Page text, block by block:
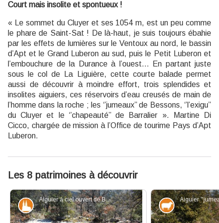
Court mais insolite et spontueux !
« Le sommet du Cluyer et ses 1054 m, est un peu comme
le phare de Saint-Sat ! De là-haut, je suis toujours ébahie
par les effets de lumières sur le Ventoux au nord, le bassin
d’Apt et le Grand Luberon au sud, puis le Petit Luberon et
l’embouchure de la Durance à l’ouest... En partant juste
sous le col de La Liguière, cette courte balade permet
aussi de découvrir à moindre effort, trois splendides et
insolites aiguiers, ces réservoirs d’eau creusés de main de
l’homme dans la roche ; les ‘’jumeaux’’ de Bessons, ‘’l’exigu’’
du Cluyer et le ‘’chapeauté’’ de Barralier ». Martine Di
Cicco, chargée de mission à l’Office de tourime Pays d’Apt
Luberon.
Les 8 patrimoines à découvrir
Aiguier à ciel ouvert de Bessons - ©Marie Grenouilleau - PNR Luberon
Patrimoine et histoire Elevage et